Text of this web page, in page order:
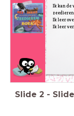
Ik kan de
Ik leer
Ik leer
Slide 2 - Slide